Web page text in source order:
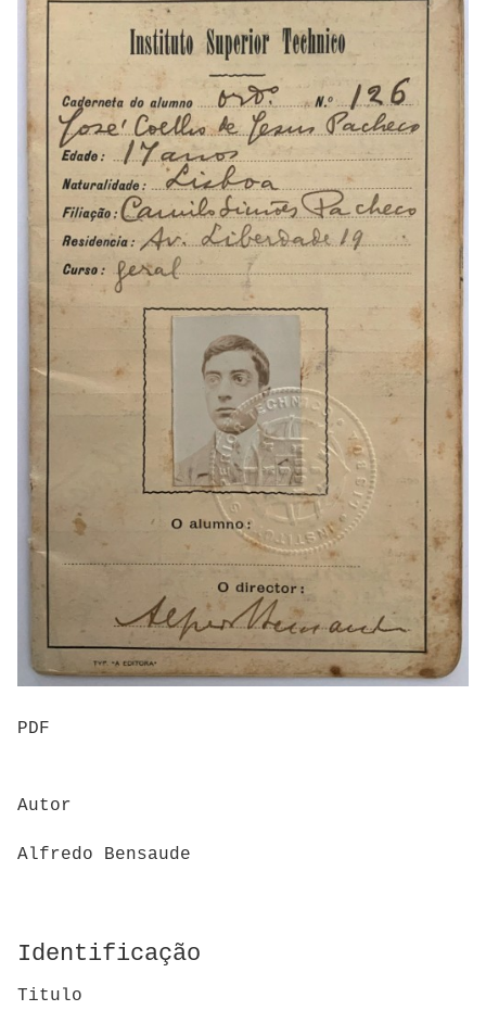
PDF
Autor
Alfredo Bensaude
Identificação
Titulo